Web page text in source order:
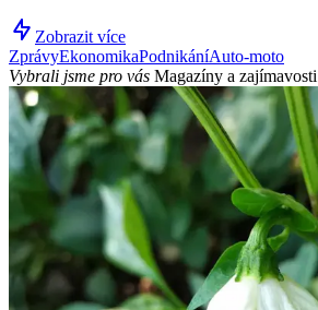
Zobrazit více
ZprávyEkonomikaPodnikáníAuto-moto
Vybrali jsme pro vás Magazíny a zajímavosti